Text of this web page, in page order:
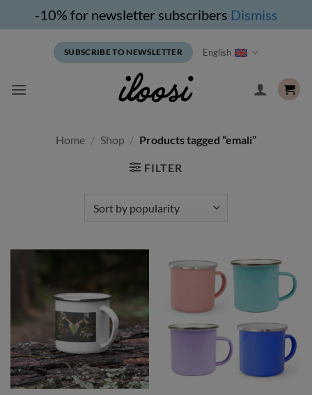
-10% for newsletter subscribers Dismiss
SUBSCRIBE TO NEWSLETTER English
Home / Shop / Products tagged “emali”
FILTER